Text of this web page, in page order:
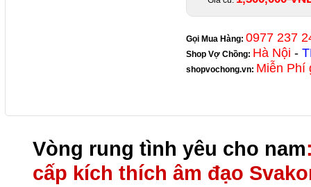
Gọi Mua Hàng: 0977 237
Shop Vợ Chồng: Hà Nội -
shopvochong.vn: Miễn Phí
Vòng rung tình yêu cho nam
cấp kích thích âm đạo